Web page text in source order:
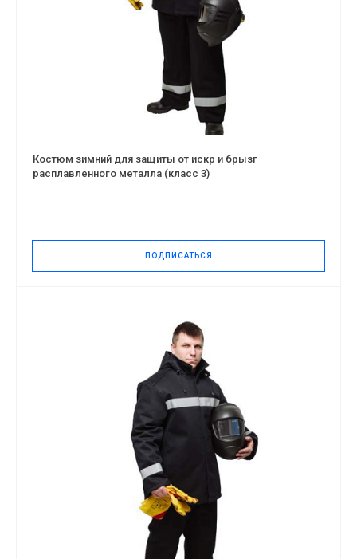
Костюм зимний для защиты от искр и брызг
расплавленного металла (класс 3)
ПОДПИСАТЬСЯ